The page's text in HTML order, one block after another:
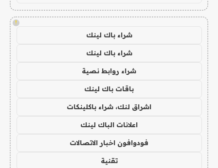
!
شراء باك لينك
شراء باك لينك
شراء روابط نصية
باقات باك لينك
اشراق لنك، شراء باكلينكات
اعلانات الباك لينك
فودوافون اخبار الاتصالات
تقنية